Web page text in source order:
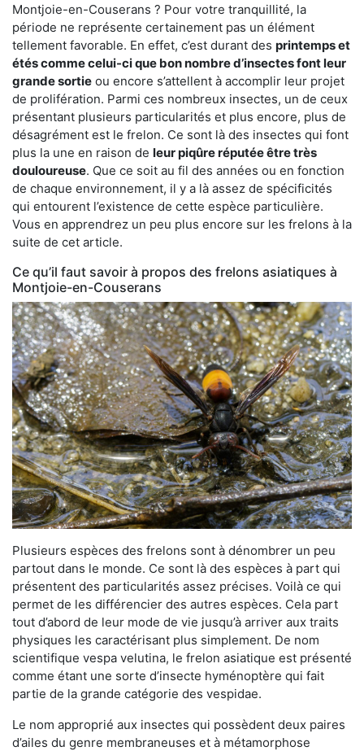
Montjoie-en-Couserans ? Pour votre tranquillité, la
période ne représente certainement pas un élément
tellement favorable. En effet, c’est durant des printemps et
étés comme celui-ci que bon nombre d’insectes font leur
grande sortie ou encore s’attellent à accomplir leur projet
de prolifération. Parmi ces nombreux insectes, un de ceux
présentant plusieurs particularités et plus encore, plus de
désagrément est le frelon. Ce sont là des insectes qui font
plus la une en raison de leur piqûre réputée être très
douloureuse. Que ce soit au fil des années ou en fonction
de chaque environnement, il y a là assez de spécificités
qui entourent l’existence de cette espèce particulière.
Vous en apprendrez un peu plus encore sur les frelons à la
suite de cet article.
Ce qu’il faut savoir à propos des frelons asiatiques à
Montjoie-en-Couserans
Plusieurs espèces des frelons sont à dénombrer un peu
partout dans le monde. Ce sont là des espèces à part qui
présentent des particularités assez précises. Voilà ce qui
permet de les différencier des autres espèces. Cela part
tout d’abord de leur mode de vie jusqu’à arriver aux traits
physiques les caractérisant plus simplement. De nom
scientifique vespa velutina, le frelon asiatique est présenté
comme étant une sorte d’insecte hyménoptère qui fait
partie de la grande catégorie des vespidae.
Le nom approprié aux insectes qui possèdent deux paires
d’ailes du genre membraneuses et à métamorphose